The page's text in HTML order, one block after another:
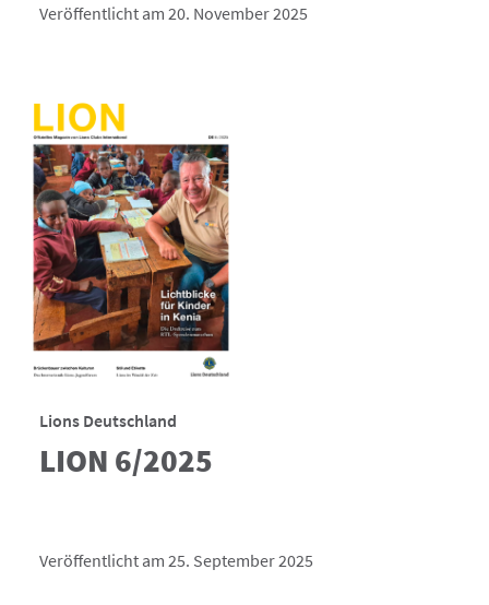
Veröffentlicht am 20. November 2025
Lions Deutschland
LION 6/2025
Veröffentlicht am 25. September 2025